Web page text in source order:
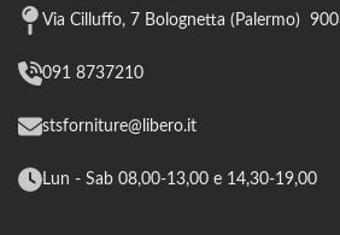
Via Cilluffo, 7 Bolognetta (Palermo)
091 8737210
stsforniture@libero.it
Lun - Sab 08,00-13,00 e 14,30-19,00